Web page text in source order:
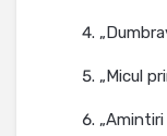
„Micul